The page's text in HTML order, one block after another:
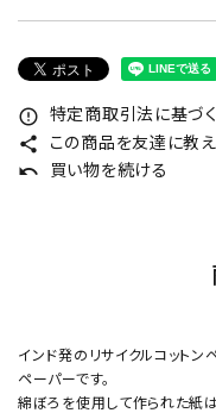
error_outline 特定商取引法に基づ
share この商品を友達に教
undo 買い物を続ける
インド発のリサイクルコット
ペーパーです。
綿ぼろを使用して作られた紙